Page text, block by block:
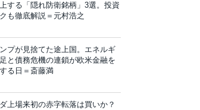
する「隠れ防衛銘柄」3選。投資
も徹底解説＝元村浩之
プが見捨てた途上国。エネルギ
と債務危機の連鎖が欧米金融を
る日＝斎藤満
上場来初の赤字転落は買いか？